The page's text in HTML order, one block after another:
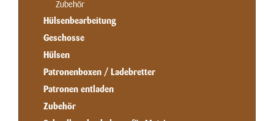
Zubehör
Hülsenbearbeitung
Geschosse
Hülsen
Patronenboxen / Ladebretter
Patronen entladen
Zubehör